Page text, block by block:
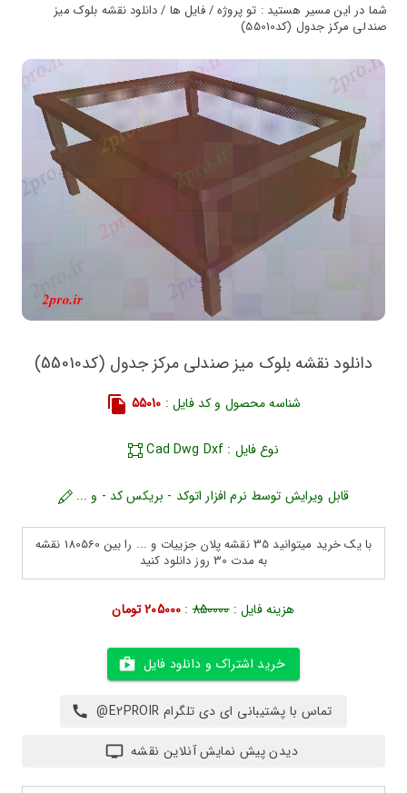
شما در این مسیر هستید : تو پروژه / فایل ها / دانلود نقشه بلوک میز
صندلی مرکز جدول (کد55010)
دانلود نقشه بلوک میز صندلی مرکز جدول (کد55010)
شناسه محصول و کد فایل : 55010
نوع فایل : Cad Dwg Dxf
قابل ویرایش توسط نرم افزار اتوکد - بریکس کد - و ...
با یک خرید میتوانید 35 نقشه پلان جزییات و ... را بین 180560 نقشه
به مدت 30 روز دانلود کنید
هزینه فایل :850000
: 205000 تومان
خرید اشتراک و دانلود فایل
تماس با پشتیبانی ای دی تلگرام E2PROIR@
دیدن پیش نمایش آنلاین نقشه